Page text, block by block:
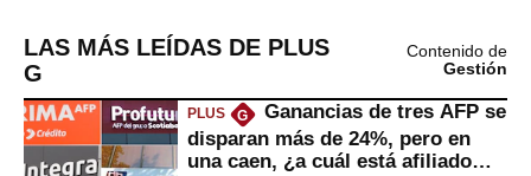
LAS MÁS LEÍDAS DE PLUS
G
Contenido de
Gestión
PLUS G
Ganancias de tres AFP se
disparan más de 24%, pero en
una caen, ¿a cuál está afiliado